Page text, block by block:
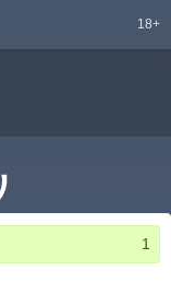
18+
1